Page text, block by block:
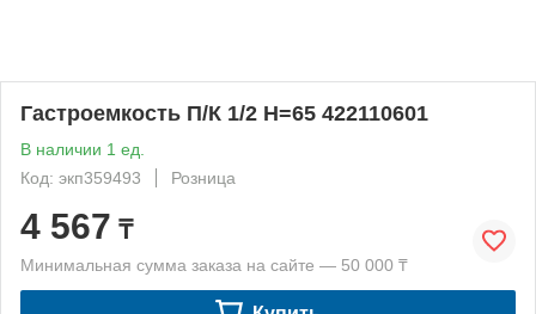
Гастроемкость П/К 1/2 Н=65 422110601
В наличии 1 ед.
Код: экп359493
Розница
4 567 ₸
Минимальная сумма заказа на сайте — 50 000 ₸